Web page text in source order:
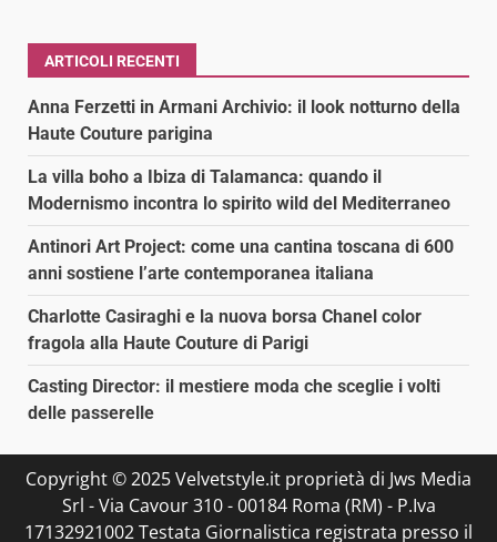
ARTICOLI RECENTI
Anna Ferzetti in Armani Archivio: il look notturno della
Haute Couture parigina
La villa boho a Ibiza di Talamanca: quando il
Modernismo incontra lo spirito wild del Mediterraneo
Antinori Art Project: come una cantina toscana di 600
anni sostiene l’arte contemporanea italiana
Charlotte Casiraghi e la nuova borsa Chanel color
fragola alla Haute Couture di Parigi
Casting Director: il mestiere moda che sceglie i volti
delle passerelle
Copyright © 2025 Velvetstyle.it proprietà di Jws Media
Srl - Via Cavour 310 - 00184 Roma (RM) - P.Iva
17132921002 Testata Giornalistica registrata presso il